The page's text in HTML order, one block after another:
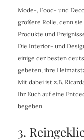
Mode-, Food- und
größere Rolle, denn
Produkte und
Die Interior- und
einige der besten
gebeten, ihre
Mit dabei ist z.B.
Ihr Euch auf eine
begeben.
3.